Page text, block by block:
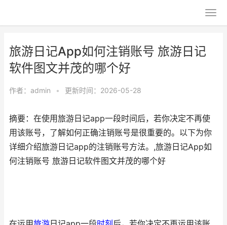
旅游日记App如何注销账号 旅游日记
软件图文并茂的哪个好
作者： admin • 更新时间：2026-05-28
摘要：在使用旅游日记app一段时间后，若你决定不再使
用该账号，了解如何正确注销账号是很重要的。以下为你
详细介绍旅游日记app的注销账号方法。,旅游日记App如
何注销账号 旅游日记软件图文并茂的哪个好